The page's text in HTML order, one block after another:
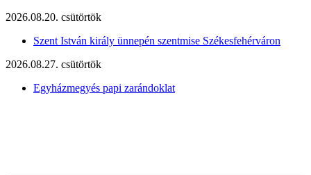
2026.08.20. csütörtök
Szent István király ünnepén szentmise Székesfehérváron
2026.08.27. csütörtök
Egyházmegyés papi zarándoklat